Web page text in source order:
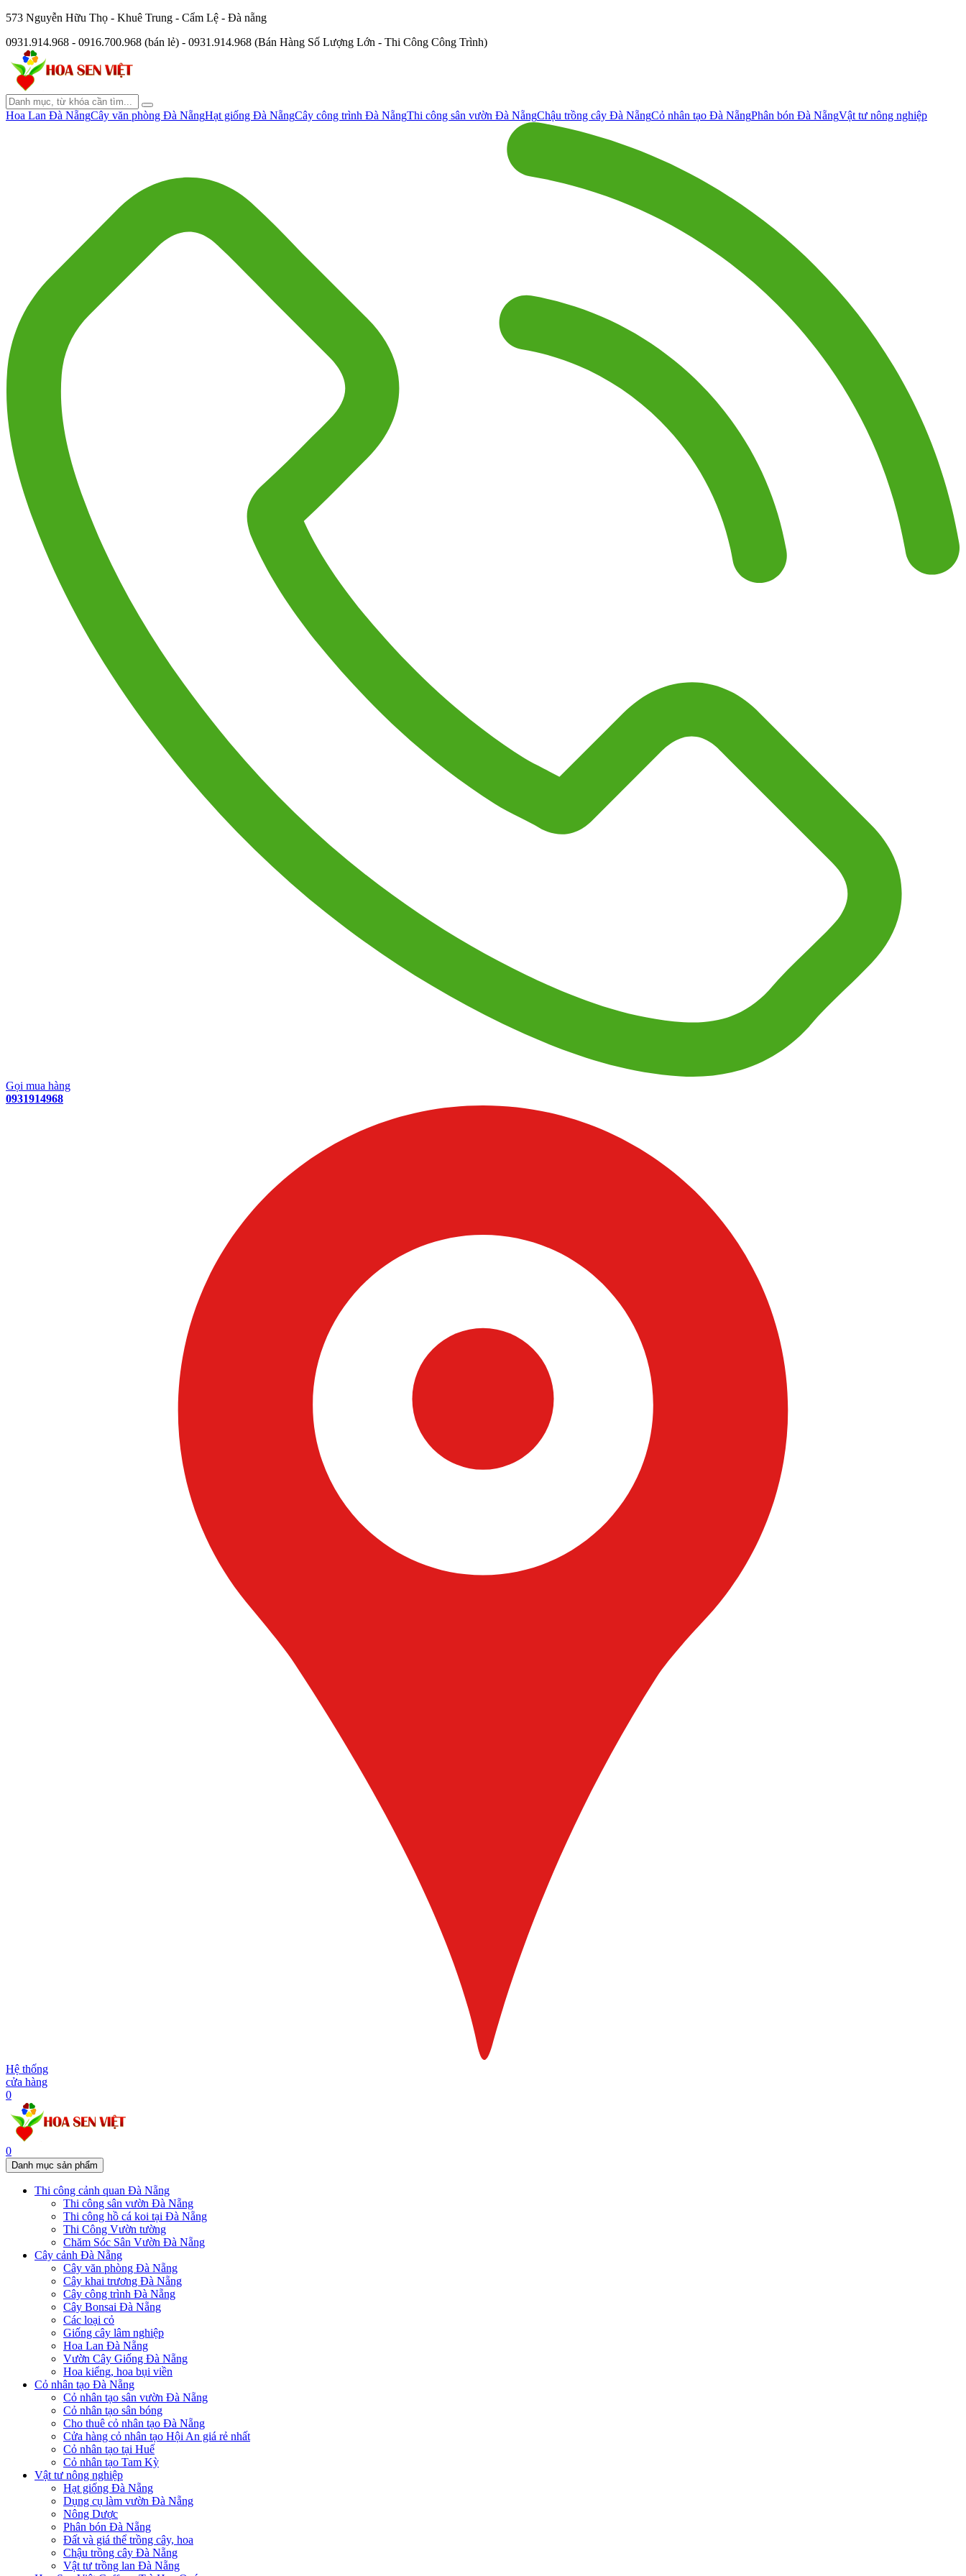
573 Nguyễn Hữu Thọ - Khuê Trung - Cẩm Lệ - Đà nẵng
0931.914.968 - 0916.700.968 (bán lẻ) - 0931.914.968 (Bán Hàng Số Lượng Lớn - Thi Công Công Trình)
Hoa Lan Đà NẵngCây văn phòng Đà NẵngHạt giống Đà NẵngCây công trình Đà NẵngThi công sân vườn Đà NẵngChậu trồng cây Đà NẵngCỏ nhân tạo Đà NẵngPhân bón Đà NẵngVật tư nông nghiệp
Gọi mua hàng
0931914968
Hệ thống
cửa hàng
0
0
Danh mục sản phẩm
Thi công cảnh quan Đà Nẵng
Thi công sân vườn Đà Nẵng
Thi công hồ cá koi tại Đà Nẵng
Thi Công Vườn tường
Chăm Sóc Sân Vườn Đà Nẵng
Cây cảnh Đà Nẵng
Cây văn phòng Đà Nẵng
Cây khai trương Đà Nẵng
Cây công trình Đà Nẵng
Cây Bonsai Đà Nẵng
Các loại cỏ
Giống cây lâm nghiệp
Hoa Lan Đà Nẵng
Vườn Cây Giống Đà Nẵng
Hoa kiểng, hoa bụi viền
Cỏ nhân tạo Đà Nẵng
Cỏ nhân tạo sân vườn Đà Nẵng
Cỏ nhân tạo sân bóng
Cho thuê cỏ nhân tạo Đà Nẵng
Cửa hàng cỏ nhân tạo Hội An giá rẻ nhất
Cỏ nhân tạo tại Huế
Cỏ nhân tạo Tam Kỳ
Vật tư nông nghiệp
Hạt giống Đà Nẵng
Dụng cụ làm vườn Đà Nẵng
Nông Dược
Phân bón Đà Nẵng
Đất và giá thể trồng cây, hoa
Chậu trồng cây Đà Nẵng
Vật tư trồng lan Đà Nẵng